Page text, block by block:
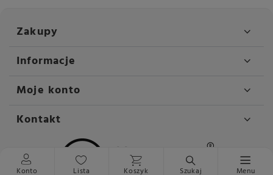
Zakupy
Informacje
Moje konto
Kontakt
Konto Lista Koszyk Szukaj Menu